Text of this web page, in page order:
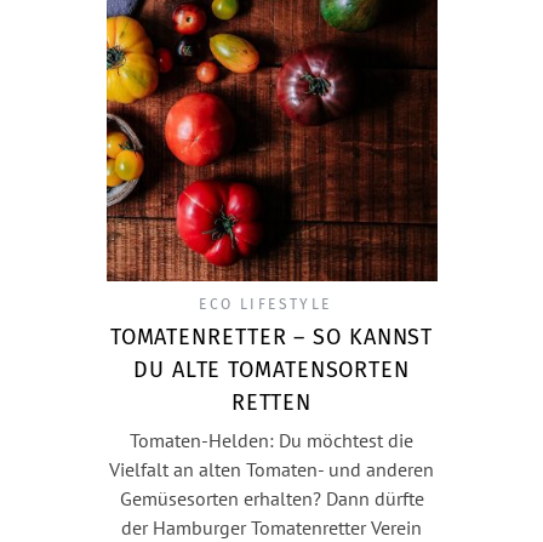
ECO LIFESTYLE
TOMATENRETTER – SO KANNST
DU ALTE TOMATENSORTEN
RETTEN
Tomaten-Helden: Du möchtest die
Vielfalt an alten Tomaten- und anderen
Gemüsesorten erhalten? Dann dürfte
der Hamburger Tomatenretter Verein